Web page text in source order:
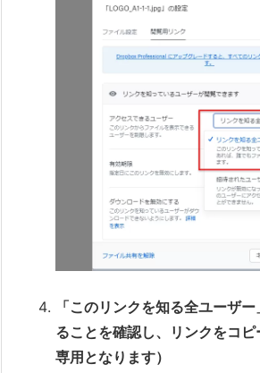
「このリンクを知る全ユーザ
ることを確認し、リンクをコ
専用となります）